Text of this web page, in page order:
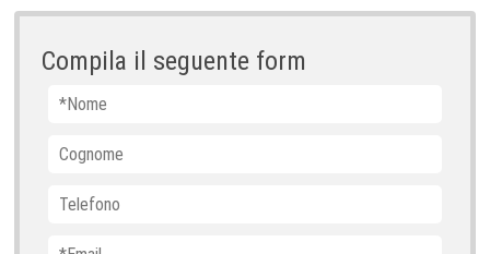
Compila il seguente form